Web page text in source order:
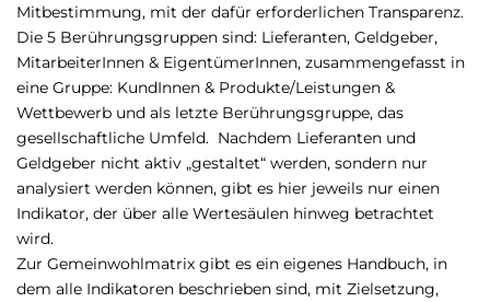
Mitbestimmung, mit der dafür erforderlichen Transparenz.
Die 5 Berührungsgruppen sind: Lieferanten, Geldgeber,
MitarbeiterInnen & EigentümerInnen, zusammengefasst in
eine Gruppe: KundInnen & Produkte/Leistungen &
Wettbewerb und als letzte Berührungsgruppe, das
gesellschaftliche Umfeld. Nachdem Lieferanten und
Geldgeber nicht aktiv „gestaltet“ werden, sondern nur
analysiert werden können, gibt es hier jeweils nur einen
Indikator, der über alle Wertesäulen hinweg betrachtet
wird.
Zur Gemeinwohlmatrix gibt es ein eigenes Handbuch, in
dem alle Indikatoren beschrieben sind, mit Zielsetzung,